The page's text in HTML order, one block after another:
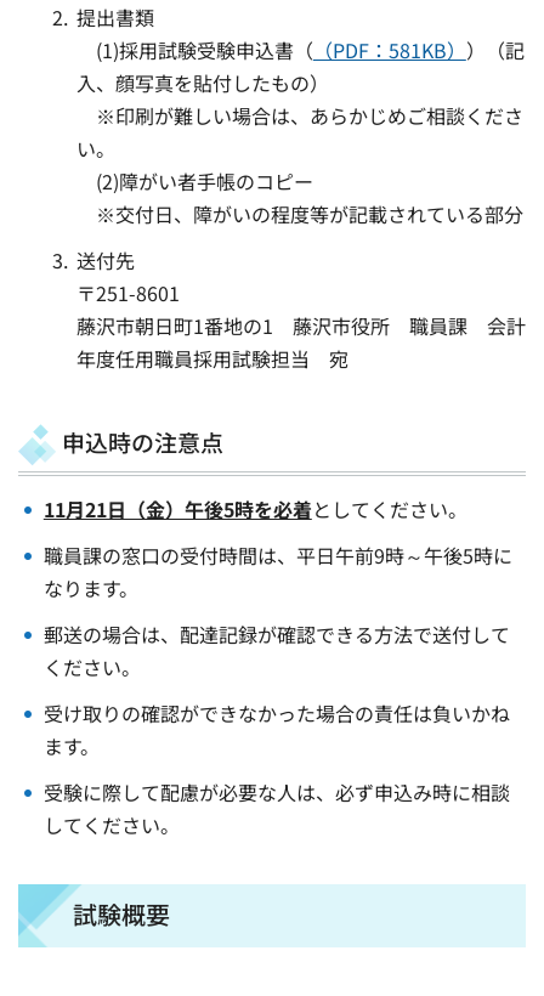
提出書類
(1)採用試験受験申込書（ （PDF：581KB） ）（記
入、顔写真を貼付したもの）
※印刷が難しい場合は、あらかじめご相談くださ
い。
(2)障がい者手帳のコピー
※交付日、障がいの程度等が記載されている部分
送付先
〒251-8601
藤沢市朝日町1番地の1 藤沢市役所 職員課 会計
年度任用職員採用試験担当 宛
申込時の注意点
11月21日（金）午後5時を必着としてください。
職員課の窓口の受付時間は、平日午前9時～午後5時に
なります。
郵送の場合は、配達記録が確認できる方法で送付して
ください。
受け取りの確認ができなかった場合の責任は負いかね
ます。
受験に際して配慮が必要な人は、必ず申込み時に相談
してください。
試験概要